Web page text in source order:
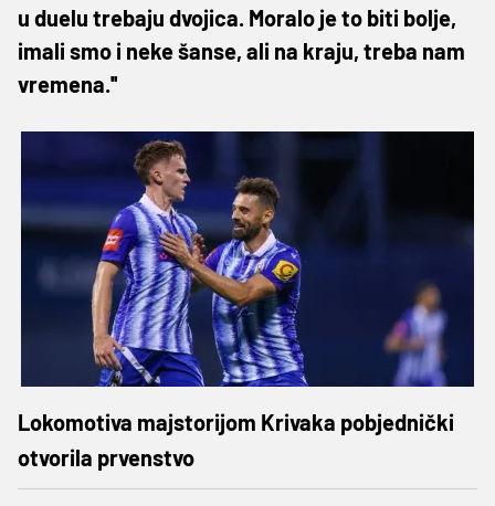
u duelu trebaju dvojica. Moralo je to biti bolje,
imali smo i neke šanse, ali na kraju, treba nam
vremena.''
Lokomotiva majstorijom Krivaka pobjednički
otvorila prvenstvo